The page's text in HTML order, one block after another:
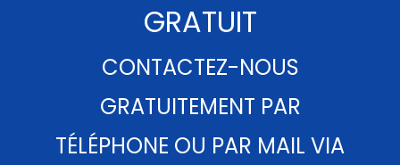
GRATUIT
CONTACTEZ-NOUS
GRATUITEMENT PAR
TÉLÉPHONE OU PAR MAIL VIA